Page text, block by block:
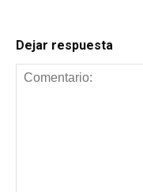
Dejar respuesta